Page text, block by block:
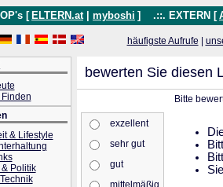
[ ELTERN.at myboshi ] .::. EXTERN [
häufigste Aufrufe
& Lifestyle
Politik
bewerten Sie diesen
Bitte
exzellent
sehr gut
gut
mittelmäßig